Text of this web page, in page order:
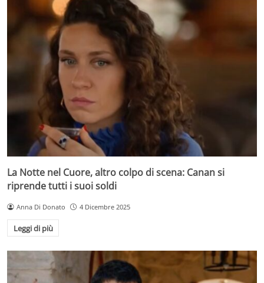
La Notte nel Cuore, altro colpo di scena: Canan si
riprende tutti i suoi soldi
Anna Di Donato 4 Dicembre 2025
Leggi di più